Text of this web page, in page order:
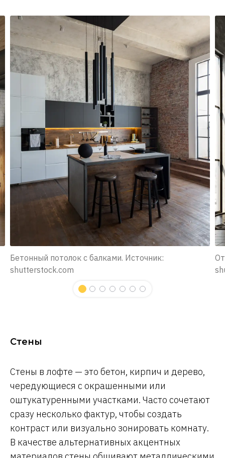
Бетонный потолок с балками. Источник:
shutterstock.com
Стены
Стены в лофте — это бетон, кирпич и дерево,
чередующиеся с окрашенными или
оштукатуренными участками. Часто сочетают
сразу несколько фактур, чтобы создать
контраст или визуально зонировать комнату.
В качестве альтернативных акцентных